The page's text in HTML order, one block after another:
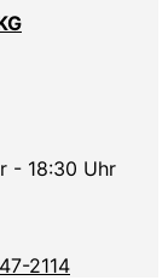
- 18:30 Uhr
2114